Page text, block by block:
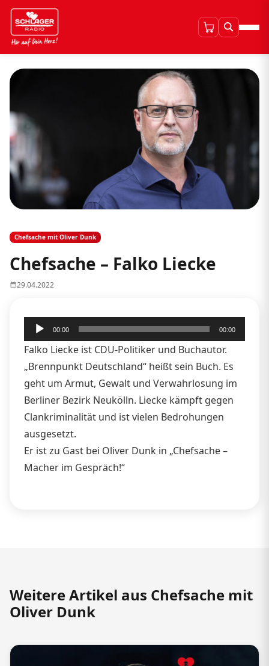
Chefsache mit Oliver Dunk
Chefsache – Falko Liecke
29.04.2022
Audio-
Player
00:00 00:00
Falko Liecke ist CDU-Politiker und Buchautor.
„Brennpunkt Deutschland“ heißt sein Buch. Es
geht um Armut, Gewalt und Verwahrlosung im
Berliner Bezirk Neukölln. Liecke kämpft gegen
Clankriminalität und ist vielen Bedrohungen
ausgesetzt.
Er ist zu Gast bei Oliver Dunk in „Chefsache –
Macher im Gespräch!“
Weitere Artikel aus Chefsache mit
Oliver Dunk